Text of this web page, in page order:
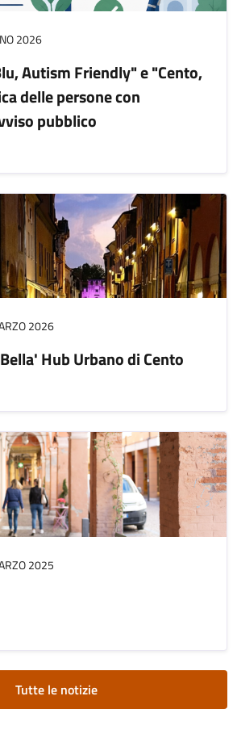
2026
Autism Friendly" e "Cento,
delle persone con
pubblico
2026
Hub Urbano di Cento
2025
Tutte le notizie